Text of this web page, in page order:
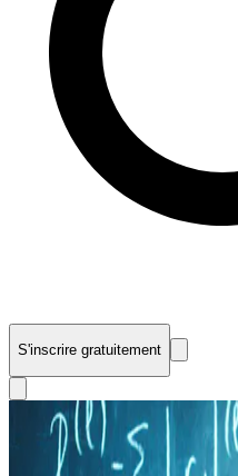
S'inscrire gratuitement